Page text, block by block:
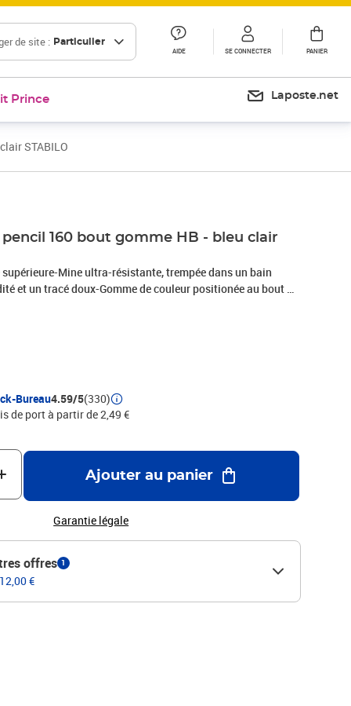
de site : Particulier
AIDE SE CONNECTER PANIER
Prince Laposte.net
STABILO
160 bout gomme HB - bleu clair
Mine ultra-résistante, trempée dans un bain
et un tracé doux-Gomme de couleur positionée au bout du
rayures blanches : la signature STABILO-STABILO pencil
blanches. Sa mine graphite, trempée dans un bain d'huile,
du tracé. Une gomme de couleur est positionnée au bout du
existe en version HB pour écrire et 2B pour dessiner.
Bureau4.59/5(330)
de port à partir de 2,49 €
Ajouter au panier
Garantie légale
offres 1
€